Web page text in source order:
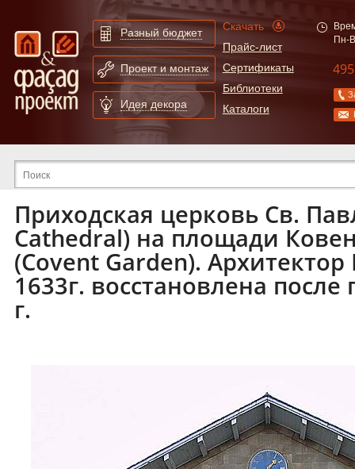
Разный бюджет
Проект и монтаж
Идея декора
Скачать
Прайс-лист
Сертификаты
Библиотеки
Каталоги
Пн-
Приходская церковь Св.
Cathedral) на площади
(Covent Garden).
1633г. восстановлена
г.